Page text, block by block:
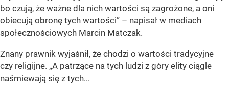
bo czują, że ważne dla nich wartości są zagrożone, a oni
obiecują obronę tych wartości” – napisał w mediach
społecznościowych Marcin Matczak.
Znany prawnik wyjaśnił, że chodzi o wartości tradycyjne
czy religijne. „A patrzące na tych ludzi z góry elity ciągle
naśmiewają się z tych...